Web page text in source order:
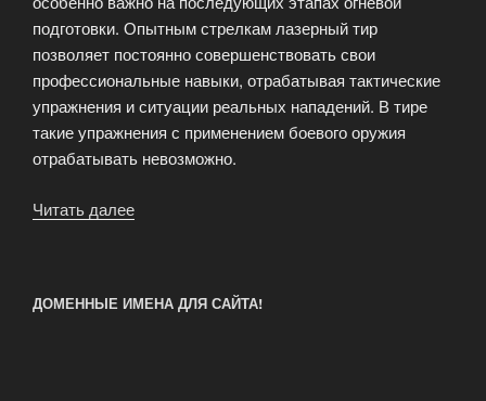
подготовки. Опытным стрелкам лазерный тир
позволяет постоянно совершенствовать свои
профессиональные навыки, отрабатывая тактические
упражнения и ситуации реальных нападений. В тире
такие упражнения с применением боевого оружия
отрабатывать невозможно.
Читать далее
ДОМЕННЫЕ ИМЕНА ДЛЯ САЙТА!